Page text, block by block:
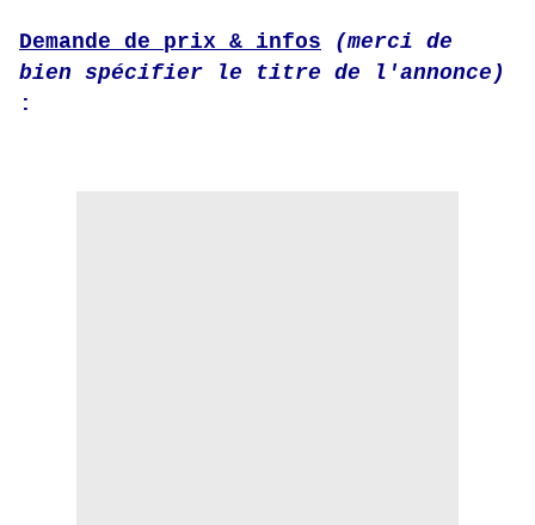
Demande de prix & infos
(merci de
bien spécifier le titre de l'annonce)
: